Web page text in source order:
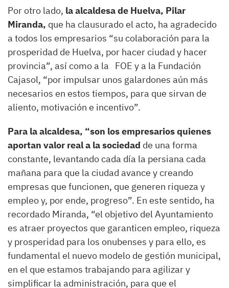
Por otro lado, la alcaldesa de Huelva, Pilar
Miranda, que ha clausurado el acto, ha agradecido
a todos los empresarios “su colaboración para la
prosperidad de Huelva, por hacer ciudad y hacer
provincia”, así como a la FOE y a la Fundación
Cajasol, “por impulsar unos galardones aún más
necesarios en estos tiempos, para que sirvan de
aliento, motivación e incentivo”.
Para la alcaldesa, “son los empresarios quienes
aportan valor real a la sociedad de una forma
constante, levantando cada día la persiana cada
mañana para que la ciudad avance y creando
empresas que funcionen, que generen riqueza y
empleo y, por ende, progreso”. En este sentido, ha
recordado Miranda, “el objetivo del Ayuntamiento
es atraer proyectos que garanticen empleo, riqueza
y prosperidad para los onubenses y para ello, es
fundamental el nuevo modelo de gestión municipal,
en el que estamos trabajando para agilizar y
simplificar la administración, para que el